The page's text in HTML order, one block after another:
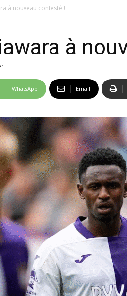
à nouveau contesté !
à
WhatsApp Email